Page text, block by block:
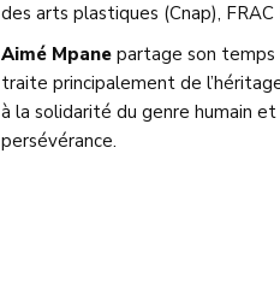
des arts plastiques (Cnap),
Aimé Mpane partage son temps
traite principalement de
à la solidarité du genre humain
persévérance.